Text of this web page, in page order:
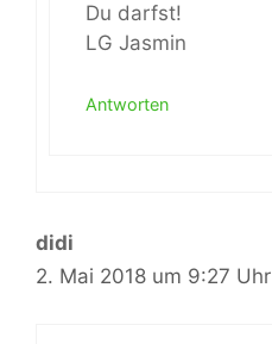
Du darfst!
LG Jasmin
Antworten
didi
2. Mai 2018 um 9:27 Uhr